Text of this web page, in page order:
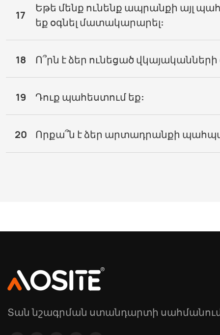
17
Եթե ​​մենք ունենք ապրանքի այլ
եք օգնել մատակարարել:
18 Ո՞րն է ձեր ունեցած
19 Դուք պահեստում եք:
20 Որքա՞ն է ձեր արտադրանքի
Տան նշագրման ստանդարտի